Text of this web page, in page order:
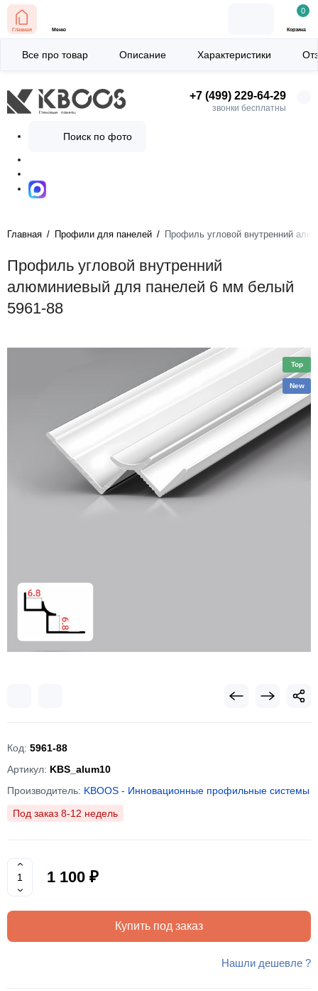
+7 (499) 229-64-29
звонки бесплатны
Поиск по фото
Главная Меню
0
Корзина
Главная Профили для панелей Профиль угловой внутренний
Профиль угловой внутренний
алюминиевый для панелей 6 мм белый
5961-88
Все про товар Описание Характеристики
Top
New
Код: 5961-88
Артикул: KBS_alum10
Производитель: KBOOS - Инновационные профильные системы
Под заказ 8-12 недель
1 100 ₽
Купить под заказ
Нашли дешевле ?